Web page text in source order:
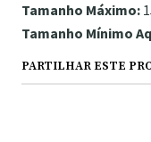
Tamanho Máximo:
Tamanho Mínimo
PARTILHAR ESTE